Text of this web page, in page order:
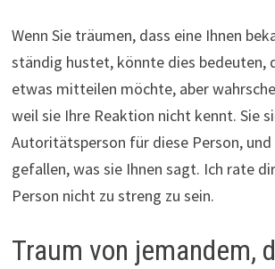
Wenn Sie träumen, dass eine Ihnen
ständig hustet, könnte dies bedeuten,
etwas mitteilen möchte, aber
weil sie Ihre Reaktion nicht kennt. Sie
Autoritätsperson für diese Person,
gefallen, was sie Ihnen sagt. Ich rate
Person nicht zu streng zu sein.
Traum von jemandem,